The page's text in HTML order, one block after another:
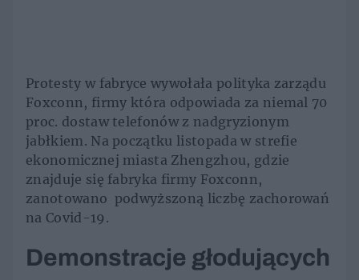
Protesty w fabryce wywołała polityka zarządu
Foxconn, firmy która odpowiada za niemal 70
proc. dostaw telefonów z nadgryzionym
jabłkiem. Na początku listopada w strefie
ekonomicznej miasta Zhengzhou, gdzie
znajduje się fabryka firmy Foxconn,
zanotowano podwyższoną liczbę zachorowań
na Covid-19.
Demonstracje głodujących